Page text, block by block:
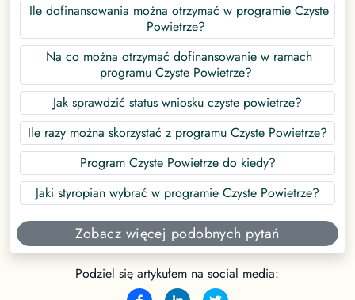
Ile dofinansowania można otrzymać w programie Czyste
Powietrze?
Na co można otrzymać dofinansowanie w ramach
programu Czyste Powietrze?
Jak sprawdzić status wniosku czyste powietrze?
Ile razy można skorzystać z programu Czyste Powietrze?
Program Czyste Powietrze do kiedy?
Jaki styropian wybrać w programie Czyste Powietrze?
Zobacz więcej podobnych pytań
Podziel się artykułem na social media: